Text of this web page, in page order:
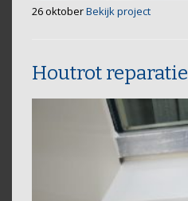
26 oktoberBekijk project
Houtrot reparatie